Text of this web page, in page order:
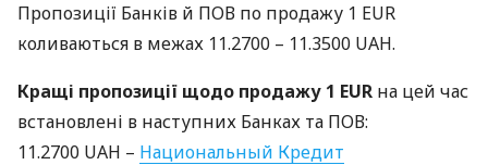
Пропозиції Банків й ПОВ по продажу 1 EUR
коливаються в межах 11.2700 – 11.3500 UAH.
Кращі пропозиції щодо продажу 1 EUR на цей час
встановлені в наступних Банках та ПОВ:
11.2700 UAH – Национальный Кредит